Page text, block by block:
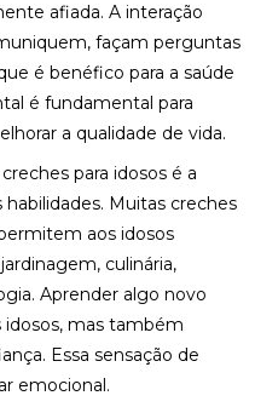
afiada. A interação
façam perguntas
é benéfico para a saúde
é fundamental para
a qualidade de vida.
para idosos é a
Muitas creches
aos idosos
culinária,
Aprender algo novo
idosos, mas também
Essa sensação de
emocional.